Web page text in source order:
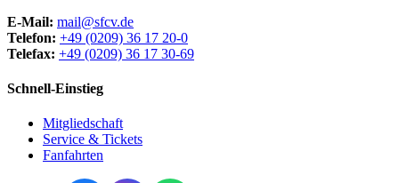
E-Mail: mail@sfcv.de
Telefon: +49 (0209) 36 17 20-0
Telefax: +49 (0209) 36 17 30-69
Schnell-Einstieg
Mitgliedschaft
Service & Tickets
Fanfahrten